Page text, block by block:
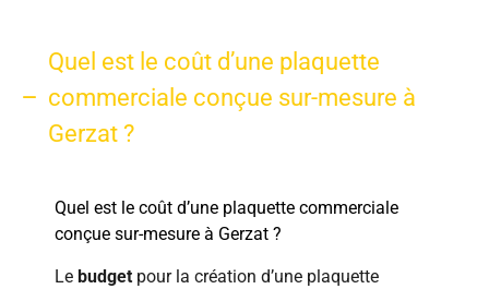
Quel est le coût d’une plaquette
commerciale conçue sur-mesure à
Gerzat ?
Quel est le coût d’une plaquette commerciale
conçue sur-mesure à Gerzat ?
Le budget pour la création d’une plaquette